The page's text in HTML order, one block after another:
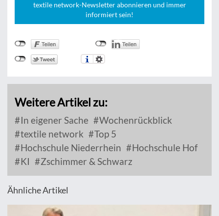
textile network-Newsletter abonnieren und immer
informiert sein!
Weitere Artikel zu:
In eigener Sache
Wochenrückblick
textile network
Top 5
Hochschule Niederrhein
Hochschule Hof
KI
Zschimmer & Schwarz
Ähnliche Artikel